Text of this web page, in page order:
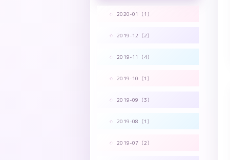
2020-01（1）
2019-12（2）
2019-11（4）
2019-10（1）
2019-09（3）
2019-08（1）
2019-07（2）